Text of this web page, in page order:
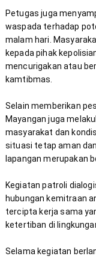
Petugas juga
waspada terhadap
malam hari.
kepada pihak
mencurigakan atau
Selain memberikan
Mayangan juga
masyarakat dan
situasi tetap aman
Kegiatan patroli
hubungan kemitraan
tercipta kerja sama
Selama kegiatan